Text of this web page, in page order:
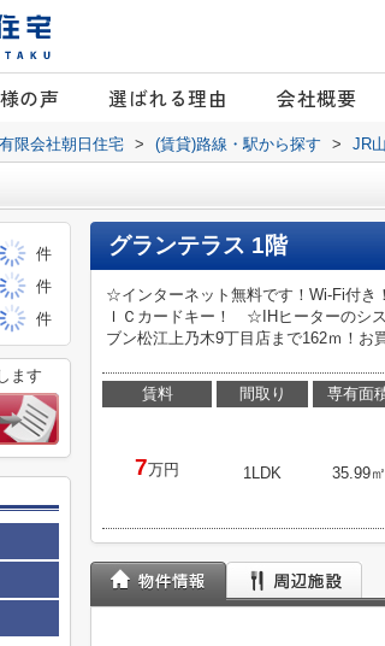
の声 選ばれる理由 会社概要
限会社朝日住宅 > (賃貸)路線・駅から探す > JR
グランテラス 1階
☆インターネット無料です！Wi-Fi付き
ＩＣカードキー！ ☆IHヒーターのシ
ブン松江上乃木9丁目店まで162ｍ！お
賃料
7万円
間取り
1LDK
専有面
35.99㎡
件
件
件
ます